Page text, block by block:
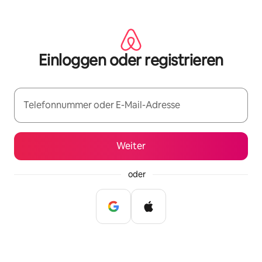
Einloggen oder registrieren
Telefonnummer oder E-Mail-Adresse
Weiter
oder